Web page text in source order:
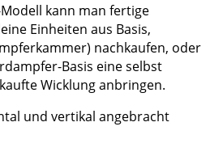
kann man fertige
Einheiten aus Basis,
nachkaufen, oder
Basis eine selbst
Wicklung anbringen.
und vertikal angebracht